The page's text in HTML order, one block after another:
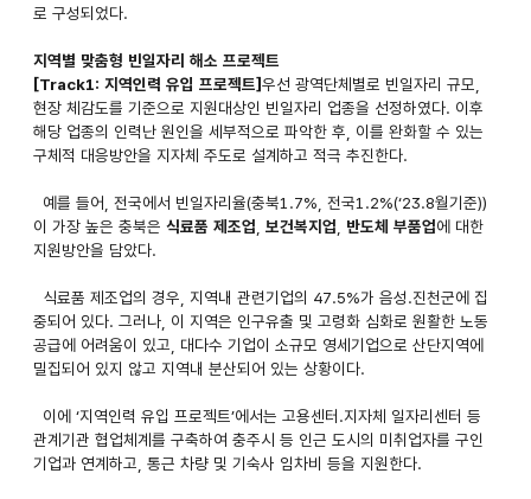
로 구성되었다.
지역별 맞춤형 빈일자리 해소 프로젝트
[Track1: 지역인력 유입 프로젝트]우선 광역단체별로 빈일자리 규모,
현장 체감도를 기준으로 지원대상인 빈일자리 업종을 선정하였다. 이후
해당 업종의 인력난 원인을 세부적으로 파악한 후, 이를 완화할 수 있는
구체적 대응방안을 지자체 주도로 설계하고 적극 추진한다.
예를 들어, 전국에서 빈일자리율(충북1.7%, 전국1.2%(‘23.8월기준))
이 가장 높은 충북은 식료품 제조업 보건복지업 반도체 부품업에 대한
지원방안을 담았다.
식료품 제조업의 경우, 지역내 관련기업의 47.5%가 음성.진천군에 집
중되어 있다. 그러나, 이 지역은 인구유출 및 고령화 심화로 원활한 노동
공급에 어려움이 있고, 대다수 기업이 소규모 영세기업으로 산단지역에
밀집되어 있지 않고 지역내 분산되어 있는 상황이다.
이에 ‘지역인력 유입 프로젝트’에서는 고용센터.지자체 일자리센터 등
관계기관 협업체계를 구축하여 충주시 등 인근 도시의 미취업자를 구인
기업과 연계하고, 통근 차량 및 기숙사 임차비 등을 지원한다.